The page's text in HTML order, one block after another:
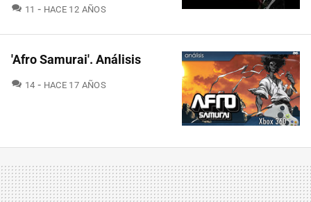
11 COMENTARIOS
HACE 12 AÑOS
'Afro Samurai'. Análisis
14 COMENTARIOS
HACE 17 AÑOS